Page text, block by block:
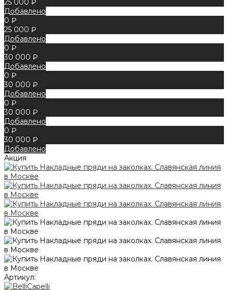
Добавлено
0 ₽
25 000 ₽
Добавлено
0 ₽
30 000 ₽
Добавлено
0 ₽
30 000 ₽
Добавлено
0 ₽
30 000 ₽
Добавлено
0 ₽
30 000 ₽
Добавлено
Акция
Артикул: